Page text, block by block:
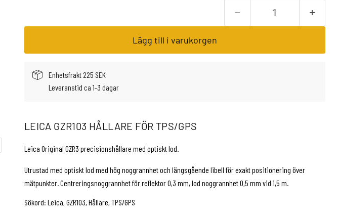
Lägg till i varukorgen
Enhetsfrakt 225 SEK
Leveranstid ca 1-3 dagar
LEICA GZR103 HÅLLARE FÖR TPS/GPS
Leica Original GZR3 precisionshållare med optiskt lod.
Utrustad med optiskt lod med hög noggrannhet och längsgående libell för exakt positionering över
mätpunkter. Centreringsnoggrannhet för reflektor 0,3 mm, lod noggrannhet 0,5 mm vid 1,5 m.
Sökord: Leica, GZR103, Hållare, TPS/GPS